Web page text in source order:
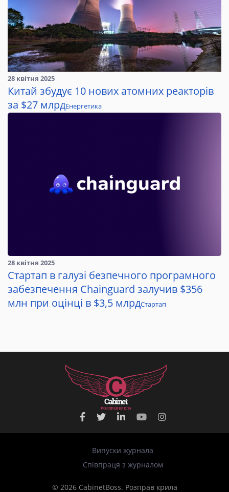
28 квітня 2025
Китай збудує 10 нових атомних реакторів
за $27 млрдЕнергетика
28 квітня 2025
Стартап в галузі безпечного програмного
забезпечення Chainguard залучив $356
млн при оцінці в $3,5 млрдСтартап
РОЗПРАВКРИЛА
Випуски журнала
Співпраця з журналом
© 2026 CabinetBoss. Розправ крила